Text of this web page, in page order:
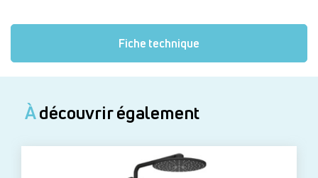
Fiche technique
Àdécouvrir également